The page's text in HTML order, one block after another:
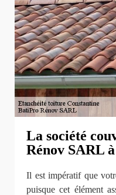
La société
Rénov SARL
Il est impératif que
puisque cet élément